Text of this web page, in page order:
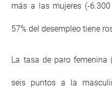
más a las mujeres (-
57% del desempleo tiene
La tasa de paro femenina
seis puntos a la